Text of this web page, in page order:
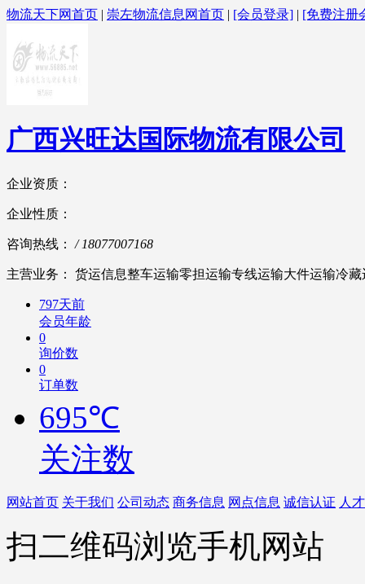
物流天下网首页 | 崇左物流信息网首页 | [会员登录] | [免费注册
广西兴旺达国际物流有限公司
企业资质：
企业性质：
咨询热线： / 18077007168
主营业务： 货运信息整车运输零担运输专线运输大件运输冷
797天前
会员年龄
0
询价数
0
订单数
695℃
关注数
网站首页 关于我们 公司动态 商务信息 网点信息 诚信认证 人
扫二维码浏览手机网站